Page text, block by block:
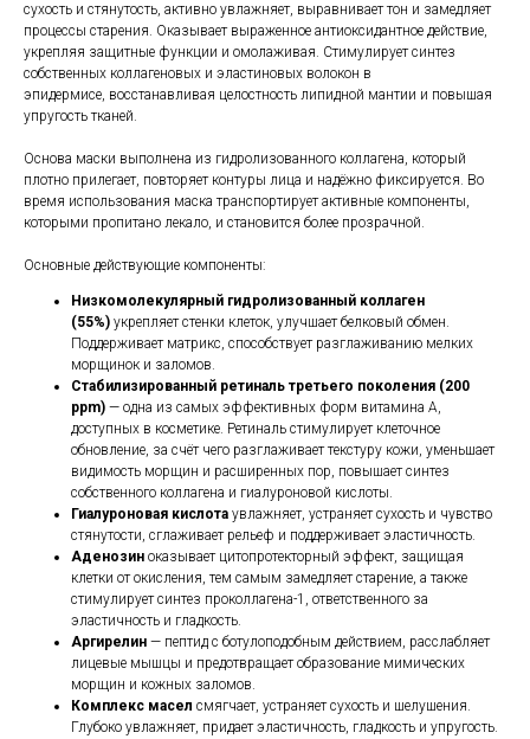
сухость и стянутость, активно увлажняет, выравнивает тон и замедляет
процессы старения. Оказывает выраженное антиоксидантное действие,
укрепляя защитные функции и омолаживая. Стимулирует синтез
собственных коллагеновых и эластиновых волокон в
эпидермисе, восстанавливая целостность липидной мантии и повышая
упругость тканей.
Основа маски выполнена из гидролизованного коллагена, который
плотно прилегает, повторяет контуры лица и надёжно фиксируется. Во
время использования маска транспортирует активные компоненты,
которыми пропитано лекало, и становится более прозрачной.
Основные действующие компоненты:
Низкомолекулярный гидролизованный коллаген
(55%) укрепляет стенки клеток, улучшает белковый обмен.
Поддерживает матрикс, способствует разглаживанию мелких
морщинок и заломов.
Стабилизированный ретиналь третьего поколения (200
ppm) — одна из самых эффективных форм витамина A,
доступных в косметике. Ретиналь стимулирует клеточное
обновление, за счёт чего разглаживает текстуру кожи, уменьшает
видимость морщин и расширенных пор, повышает синтез
собственного коллагена и гиалуроновой кислоты.
Гиалуроновая кислота увлажняет, устраняет сухость и чувство
стянутости, сглаживает рельеф и поддерживает эластичность.
Аденозин оказывает цитопротекторный эффект, защищая
клетки от окисления, тем самым замедляет старение, а также
стимулирует синтез проколлагена-1, ответственного за
эластичность и гладкость.
Аргирелин — пептид с ботулоподобным действием, расслабляет
лицевые мышцы и предотвращает образование мимических
морщин и кожных заломов.
Комплекс масел смягчает, устраняет сухость и шелушения.
Глубоко увлажняет, придает эластичность, гладкость и упругость.